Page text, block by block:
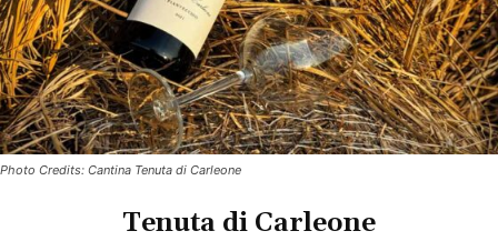
Photo Credits: Cantina Tenuta di Carleone
Tenuta di Carleone